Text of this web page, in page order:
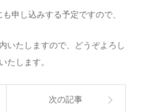
申し込みする予定ですので、
いたしますので、どうぞよろし
たします。
次の記事